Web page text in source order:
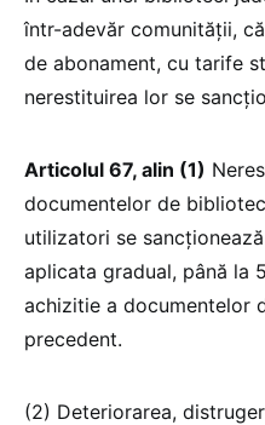
într-adevăr comunității,
de abonament, cu tarife
nerestituirea lor se
Articolul 67, alin (1)
documentelor de
utilizatori se
aplicata gradual, până la
achizitie a documentelor
precedent.
(2) Deteriorarea,